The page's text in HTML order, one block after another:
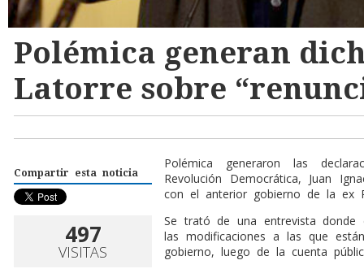
Polémica generan
Latorre sobre
Compartir esta noticia
497
VISITAS
Polémica generaron las
Revolución Democrática, Juan
con el anterior gobierno de la ex
Se trató de una entrevista
las modificaciones a las que
gobierno, luego de la cuenta